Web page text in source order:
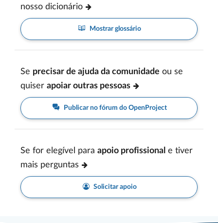
nosso dicionário
Mostrar glossário
Se precisar de ajuda da comunidade ou se
quiser apoiar outras pessoas
Publicar no fórum do OpenProject
Se for elegível para apoio profissional e tiver
mais perguntas
Solicitar apoio